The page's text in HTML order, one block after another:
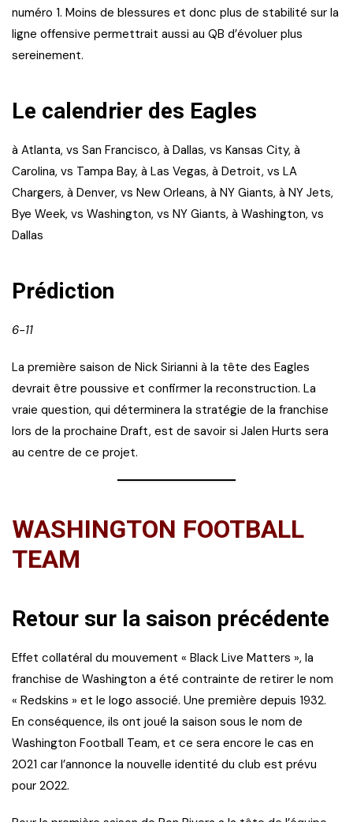
numéro 1. Moins de blessures et donc plus de stabilité sur la
ligne offensive permettrait aussi au QB d’évoluer plus
sereinement.
Le calendrier des Eagles
à Atlanta, vs San Francisco, à Dallas, vs Kansas City, à
Carolina, vs Tampa Bay, à Las Vegas, à Detroit, vs LA
Chargers, à Denver, vs New Orleans, à NY Giants, à NY Jets,
Bye Week, vs Washington, vs NY Giants, à Washington, vs
Dallas
Prédiction
6-11
La première saison de Nick Sirianni à la tête des Eagles
devrait être poussive et confirmer la reconstruction. La
vraie question, qui déterminera la stratégie de la franchise
lors de la prochaine Draft, est de savoir si Jalen Hurts sera
au centre de ce projet.
WASHINGTON FOOTBALL
TEAM
Retour sur la saison précédente
Effet collatéral du mouvement « Black Live Matters », la
franchise de Washington a été contrainte de retirer le nom
« Redskins » et le logo associé. Une première depuis 1932.
En conséquence, ils ont joué la saison sous le nom de
Washington Football Team, et ce sera encore le cas en
2021 car l’annonce la nouvelle identité du club est prévu
pour 2022.